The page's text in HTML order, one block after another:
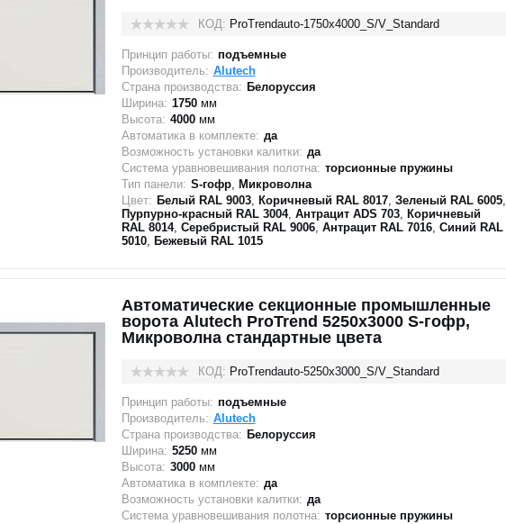
КОД: ProTrendauto-1750х4000_S/V_Standard
Принцип работы: подъемные
Производитель: Alutech
Страна производства: Белоруссия
Ширина: 1750мм
Высота: 4000мм
Автоматика в комплекте: да
Возможность установки калитки: да
Система уравновешивания полотна: торсионные пружины
Тип панели: S-гофр, Микроволна
Цвет: Белый RAL 9003, Коричневый RAL 8017, Зеленый RAL 6005,
Пурпурно-красный RAL 3004, Антрацит ADS 703, Коричневый
RAL 8014, Серебристый RAL 9006, Антрацит RAL 7016, Синий RAL
5010, Бежевый RAL 1015
Автоматические секционные промышленные
ворота Alutech ProTrend 5250х3000 S-гофр,
Микроволна стандартные цвета
КОД: ProTrendauto-5250х3000_S/V_Standard
Принцип работы: подъемные
Производитель: Alutech
Страна производства: Белоруссия
Ширина: 5250мм
Высота: 3000мм
Автоматика в комплекте: да
Возможность установки калитки: да
Система уравновешивания полотна: торсионные пружины